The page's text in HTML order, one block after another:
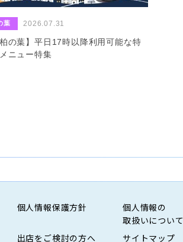
葉 2026.07.31
柏の葉】平日17時以降利用可能な特
ニュー特集
個人情報保護方針
個人情報の
取扱いについて
出店をご検討の方へ サイトマップ